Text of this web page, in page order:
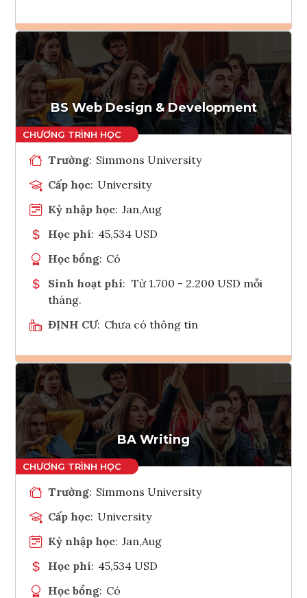
Ghi danh
Tham vấn Interlink
BS Web Design & Development
Trường: Simmons University
Cấp học: University
Kỳ nhập học: Jan,Aug
Học phí: 45,534 USD
Học bổng: Có
Sinh hoạt phí: Từ 1.700 - 2.200 USD mỗi
tháng.
ĐỊNH CƯ: Chưa có thông tin
Ghi danh
Tham vấn Interlink
BA Writing
Trường: Simmons University
Cấp học: University
Kỳ nhập học: Jan,Aug
Học phí: 45,534 USD
Học bổng: Có